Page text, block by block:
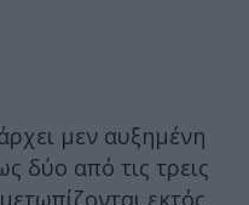
μεν αυξημένη
δύο από τις τρεις
εκτός